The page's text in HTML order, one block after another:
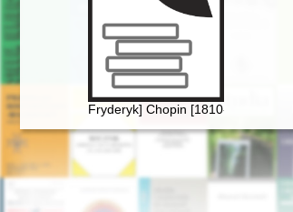
Fryderyk] Chopin [1810-1849]